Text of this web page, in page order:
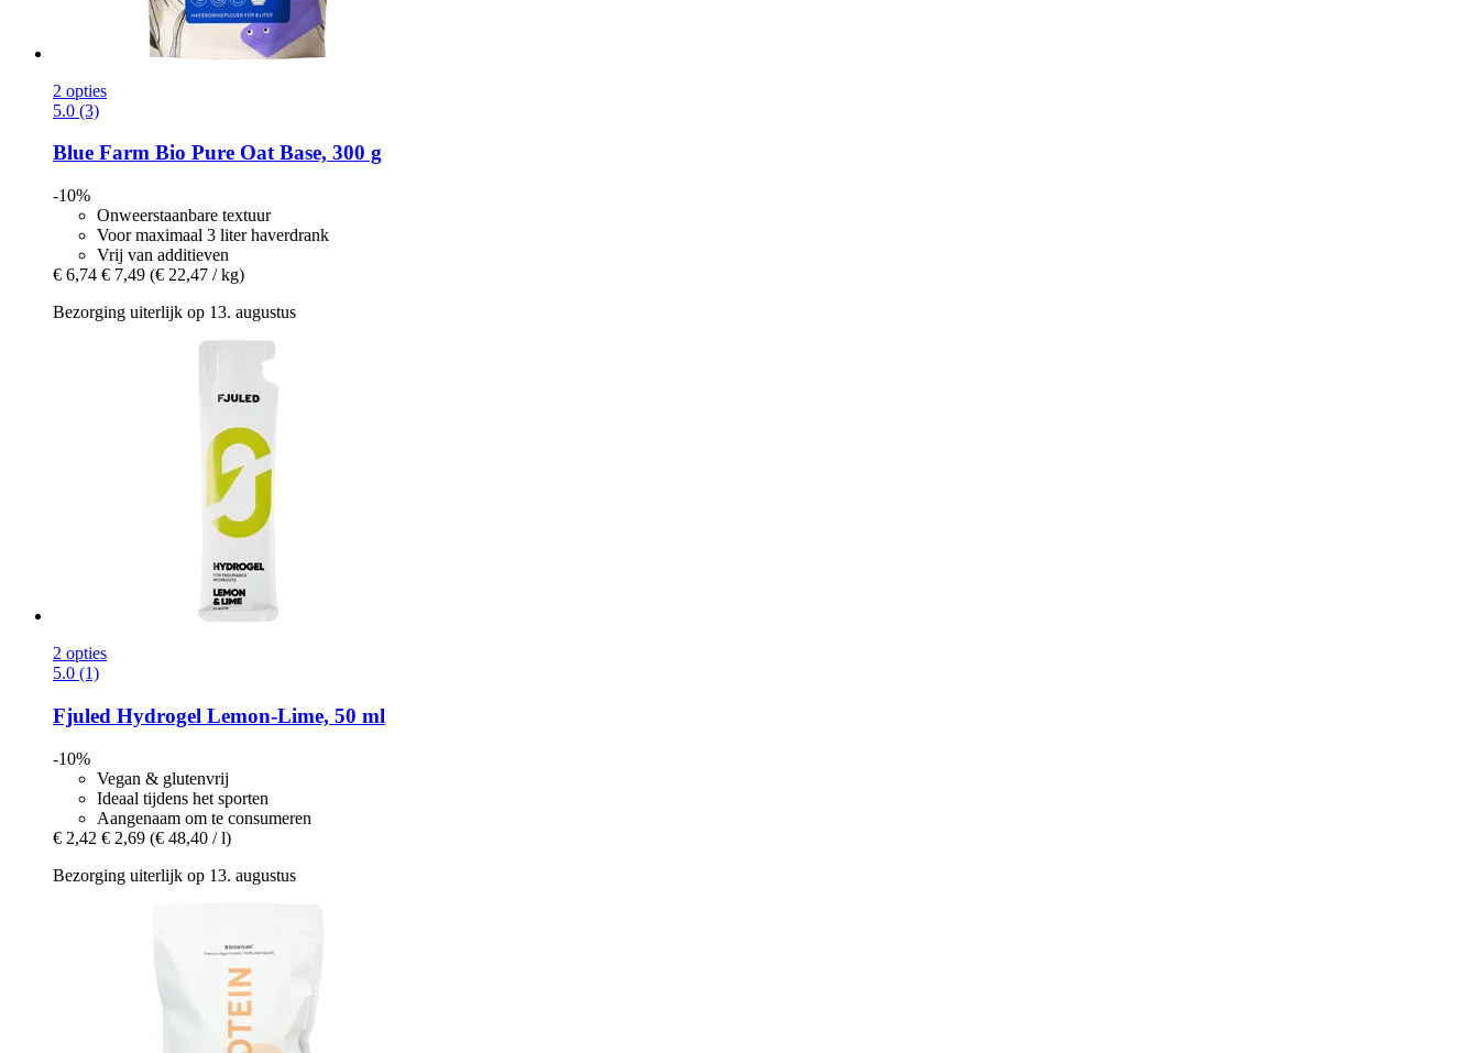
2 opties
5.0 (3)
Blue Farm Bio Pure Oat Base, 300 g
-10%
Onweerstaanbare textuur
Voor maximaal 3 liter haverdrank
Vrij van additieven
€ 6,74 € 7,49 (€ 22,47 / kg)
Bezorging uiterlijk op 13. augustus
2 opties
5.0 (1)
Fjuled Hydrogel Lemon-​Lime, 50 ml
-10%
Vegan & glutenvrij
Ideaal tijdens het sporten
Aangenaam om te consumeren
€ 2,42 € 2,69 (€ 48,40 / l)
Bezorging uiterlijk op 13. augustus